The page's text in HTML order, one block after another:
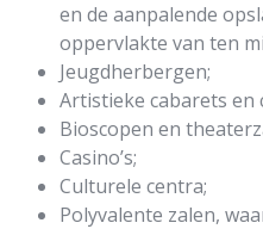
en de aanpalende
oppervlakte van ten
Jeugdherbergen;
Artistieke cabarets en
Bioscopen en
Casino’s;
Culturele centra;
Polyvalente zalen,